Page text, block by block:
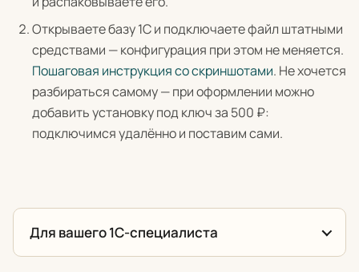
Открываете базу 1С и подключаете файл штатными
средствами — конфигурация при этом не меняется.
Пошаговая инструкция со скриншотами. Не хочется
разбираться самому — при оформлении можно
добавить установку под ключ за 500 ₽:
подключимся удалённо и поставим сами.
Для вашего 1С-специалиста